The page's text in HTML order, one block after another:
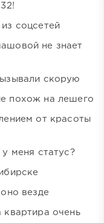
соцсетей
не знает
скорую
похож на лешего
от красоты
меня статус?
везде
очень